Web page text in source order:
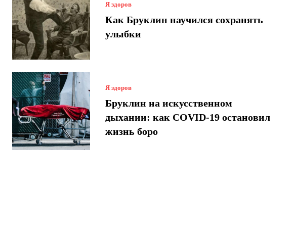
Я здоров
Как Бруклин научился сохранять
улыбки
Я здоров
Бруклин на искусственном
дыхании: как COVID-19 остановил
жизнь боро